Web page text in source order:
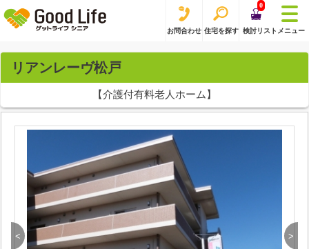
お問合わせ 住宅を探す
0
検討リスト メニュー
リアンレーヴ松戸
【介護付有料老人ホーム】
< >